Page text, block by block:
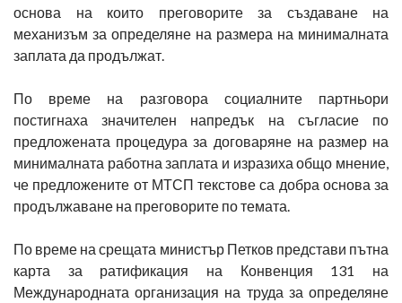
основа на които преговорите за създаване на
механизъм за определяне на размера на минималната
заплата да продължат.
По време на разговора социалните партньори
постигнаха значителен напредък на съгласие по
предложената процедура за договаряне на размер на
минималната работна заплата и изразиха общо мнение,
че предложените от МТСП текстове са добра основа за
продължаване на преговорите по темата.
По време на срещата министър Петков представи пътна
карта за ратификация на Конвенция 131 на
Международната организация на труда за определяне